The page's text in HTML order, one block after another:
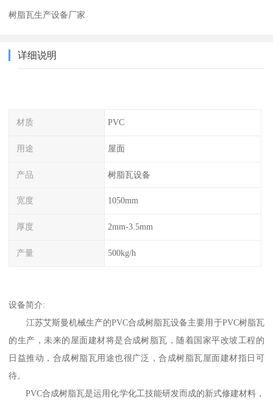
树脂瓦生产设备厂家
详细说明
材质 PVC
用途 屋面
产品 树脂瓦设备
宽度 1050mm
厚度 2mm-3.5mm
产量 500kg/h
设备简介:
江苏艾斯曼机械生产的PVC合成树脂瓦设备主要用于PVC树脂瓦
的生产，未来的屋面建材将是合成树脂瓦，随着国家平改坡工程的
日益推动，合成树脂瓦用途也很广泛，合成树脂瓦屋面建材指日可
待。
PVC合成树脂瓦是运用化学化工技能研发而成的新式修建材料，